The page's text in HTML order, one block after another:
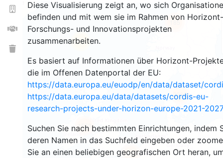
Diese Visualisierung zeigt an, wo sich
befinden und mit wem sie im Rahmen von Horizont-
Forschungs- und Innovationsprojekten
zusammenarbeiten.
Es basiert auf Informationen über Horizont-
die im Offenen Datenportal der EU:
https://data.europa.eu/euodp/en/data/dataset/
https://data.europa.eu/data/datasets/cordis-eu-
research-projects-under-horizon-europe-2021-2027
Suchen Sie nach bestimmten Einrichtungen, indem
deren Namen in das Suchfeld eingeben oder
Sie an einen beliebigen geografischen Ort heran,
26
1553
185
2936
10053